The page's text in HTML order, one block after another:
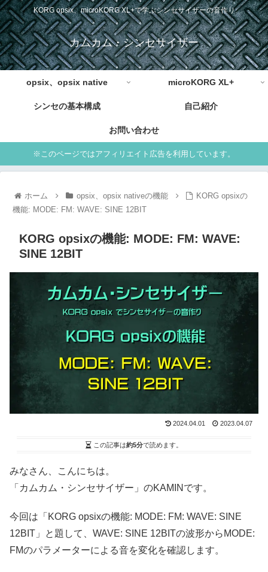
KORG opsix、microKORG XL+で学ぶシンセサイザーの音作り
カムカム・シンセサイザー
opsix、opsix native microKORG XL+
シンセの基本構成 自己紹介
お問い合わせ
※このページではアフィリエイト広告を利用しています。
ホーム opsix、opsix nativeの機能
KORG opsixの
機能: MODE: FM: WAVE: SINE 12BIT
KORG opsixの機能: MODE: FM: WAVE:
SINE 12BIT
2024.04.01 2023.04.07
この記事は約5分で読めます。
みなさん、こんにちは。
「カムカム・シンセサイザー」のKAMINです。
今回は「KORG opsixの機能: MODE: FM: WAVE: SINE
12BIT」と題して、WAVE: SINE 12BITの波形からMODE:
FMのパラメーターによる音を変化を確認します。